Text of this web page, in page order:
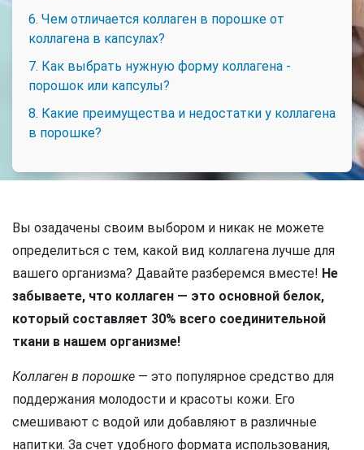
6. Чем отличается коллаген в порошке от
коллагена в капсулах?
7. Как выбрать нужную форму коллагена -
порошок или капсулы?
8. Какие преимущества и недостатки у коллагена
в порошке?
Вы озадачены своим выбором и никак не можете
определиться с тем, какой вид коллагена лучше для
вашего организма? Давайте разберемся вместе! Не
забываете, что коллаген — это основной белок,
который составляет 30% всего соединительной
ткани в нашем организме!
Коллаген в порошке — это популярное средство для
поддержания молодости и красоты кожи. Его
смешивают с водой или добавляют в различные
напитки. За счет удобного формата использования,